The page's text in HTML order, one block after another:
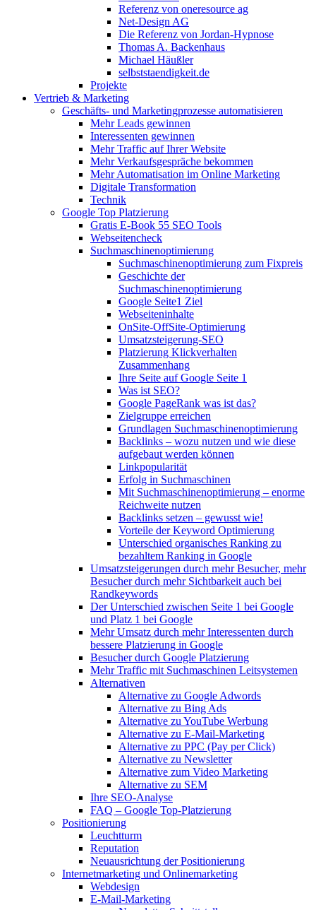
Referenz von oneresource ag
Net-Design AG
Die Referenz von Jordan-Hypnose
Thomas A. Backenhaus
Michael Häußler
selbststaendigkeit.de
Projekte
Vertrieb & Marketing
Geschäfts- und Marketingprozesse automatisieren
Mehr Leads gewinnen
Interessenten gewinnen
Mehr Traffic auf Ihrer Website
Mehr Verkaufsgespräche bekommen
Mehr Automatisation im Online Marketing
Digitale Transformation
Technik
Google Top Platzierung
Gratis E-Book 55 SEO Tools
Webseitencheck
Suchmaschinenoptimierung
Suchmaschinenoptimierung zum Fixpreis
Geschichte der
Suchmaschinenoptimierung
Google Seite1 Ziel
Webseiteninhalte
OnSite-OffSite-Optimierung
Umsatzsteigerung-SEO
Platzierung Klickverhalten
Zusammenhang
Ihre Seite auf Google Seite 1
Was ist SEO?
Google PageRank was ist das?
Zielgruppe erreichen
Grundlagen Suchmaschinenoptimierung
Backlinks – wozu nutzen und wie diese
aufgebaut werden können
Linkpopularität
Erfolg in Suchmaschinen
Mit Suchmaschinenoptimierung – enorme
Reichweite nutzen
Backlinks setzen – gewusst wie!
Vorteile der Keyword Optimierung
Unterschied organisches Ranking zu
bezahltem Ranking in Google
Umsatzsteigerungen durch mehr Besucher, mehr
Besucher durch mehr Sichtbarkeit auch bei
Randkeywords
Der Unterschied zwischen Seite 1 bei Google
und Platz 1 bei Google
Mehr Umsatz durch mehr Interessenten durch
bessere Platzierung in Google
Besucher durch Google Platzierung
Mehr Traffic mit Suchmaschinen Leitsystemen
Alternativen
Alternative zu Google Adwords
Alternative zu Bing Ads
Alternative zu YouTube Werbung
Alternative zu E-Mail-Marketing
Alternative zu PPC (Pay per Click)
Alternative zu Newsletter
Alternative zum Video Marketing
Alternative zu SEM
Ihre SEO-Analyse
FAQ – Google Top-Platzierung
Positionierung
Leuchtturm
Reputation
Neuausrichtung der Positionierung
Internetmarketing und Onlinemarketing
Webdesign
E-Mail-Marketing